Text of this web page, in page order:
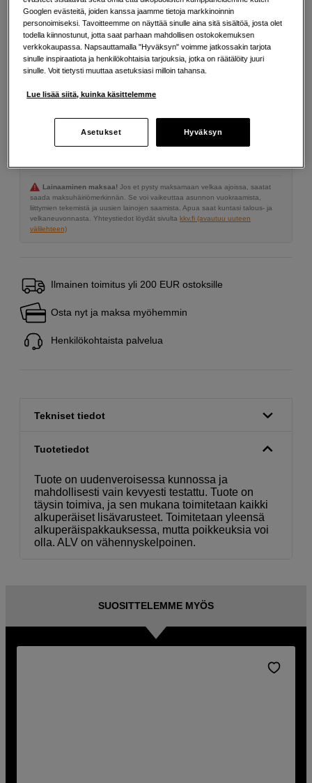
639 EUR
Määrä
Lisää ostoskoriin
Maksa Svea-erämaksulla
Esimerkki: 36 kk, 23 EUR/kk, yhteensä 833 EUR, todellinen vuosikorko
Lainaaminen maksaa! Jos et pysty maksamaan velkaa ajoissa, saatat
saada maksuhäiriömerkinnän. Se voi vaikeuttaa asunnon vuokraamista,
liittymien tekemistä ja uusien lainojen saamista. Apua saat kuntasi talous- ja
velkaneuvonnasta. Yhteystiedot löydät sivulta kkv.fi (avautuu uuteen
välilehteen)
Ilmainen toimitus yli 200 EUR ostoksille
Osta nyt ja maksa myöhemmin
Henkilökohtaista palvelua
Tekniset tiedot
Tuotetiedot
Tuote on uudenveroisessa kunnossa ja
mahdollisesti vain kevyesti testattu. Tuote on
täysin toimiva, ja sen mukana toimitetaan kaikki
alkuperäiset lisävarusteet. Toimitetaan yleensä
alkuperäispakkauksessa, mutta poikkeuksia voi
olla. ALV on vähennyskelpoinen.
SUOSITTELEMME MYÖS
Googlen evästeitä, joiden kanssa jaamme tietoja markkinoinnin
personoimiseksi. Tavoitteemme on näyttää sinulle aina sitä sisältöä, josta olet
todella kiinnostunut, jotta saat parhaan mahdollisen ostokokemuksen
verkkokaupassa. Napsauttamalla "Hyväksyn" voimme jatkossakin tarjota
sinulle inspiraatiota ja henkilökohtaisia tarjouksia, jotka on räätälöity juuri
sinulle. Voit tietysti muuttaa asetuksiasi milloin tahansa.
Lue lisää siitä, kuinka käsittelemme
Asetukset Hyväksyn